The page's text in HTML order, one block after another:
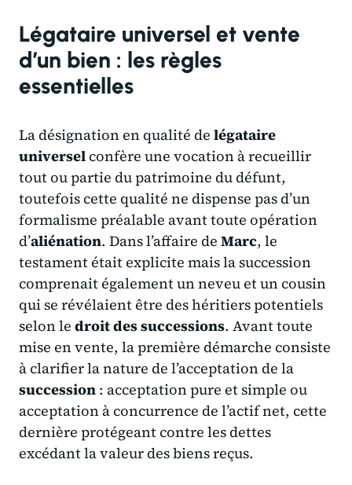
Légataire universel et vente
d’un bien : les règles
essentielles
La désignation en qualité de légataire
universelconfère une vocation à recueillir
tout ou partie du patrimoine du défunt,
toutefois cette qualité ne dispense pas d’un
formalisme préalable avant toute opération
d’aliénation. Dans l’affaire de Marc, le
testament était explicite mais la succession
comprenait également un neveu et un cousin
qui se révélaient être des héritiers potentiels
selon le droit des successions. Avant toute
mise en vente, la première démarche consiste
à clarifier la nature de l’acceptation de la
succession : acceptation pure et simple ou
acceptation à concurrence de l’actif net, cette
dernière protégeant contre les dettes
excédant la valeur des biens reçus.